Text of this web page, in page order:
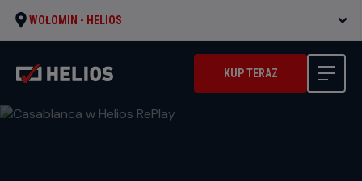
WOŁOMIN - HELIOS
KUP TERAZ